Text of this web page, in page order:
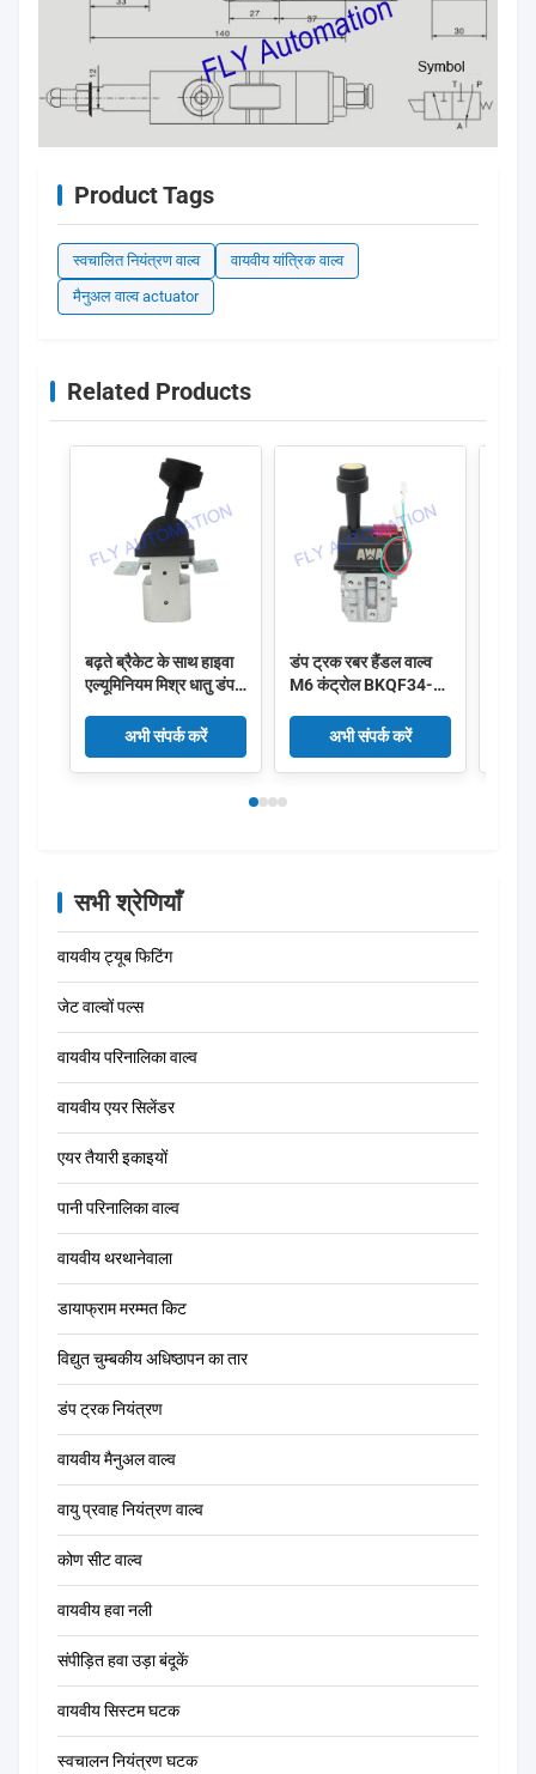
Product Tags
स्वचालित नियंत्रण वाल्व
वायवीय यांत्रिक वाल्व
मैनुअल वाल्व actuator
Related Products
बढ़ते ब्रैकेट के साथ हाइवा
एल्यूमिनियम मिश्र धातु डंप
अभी संपर्क करें
डंप ट्रक रबर हैंडल वाल्व
M6 कंट्रोल BKQF34-B
अभी संपर्क करें
सभी श्रेणियाँ
वायवीय ट्यूब फिटिंग
जेट वाल्वों पल्स
वायवीय परिनालिका वाल्व
वायवीय एयर सिलेंडर
एयर तैयारी इकाइयों
पानी परिनालिका वाल्व
वायवीय थरथानेवाला
डायाफ्राम मरम्मत किट
विद्युत चुम्बकीय अधिष्ठापन का तार
डंप ट्रक नियंत्रण
वायवीय मैनुअल वाल्व
वायु प्रवाह नियंत्रण वाल्व
कोण सीट वाल्व
वायवीय हवा नली
संपीड़ित हवा उड़ा बंदूकें
वायवीय सिस्टम घटक
स्वचालन नियंत्रण घटक